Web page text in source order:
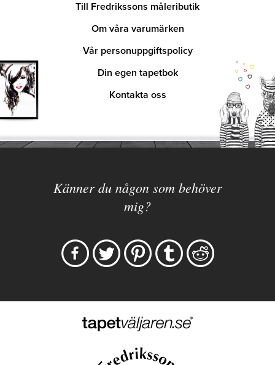
Till Fredrikssons måleributik
Om våra varumärken
Vår personuppgiftspolicy
Din egen tapetbok
Kontakta oss
Känner du någon som behöver
mig?